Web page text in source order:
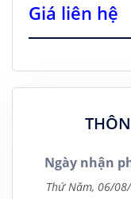
Giá liên hệ
Ngày nhận